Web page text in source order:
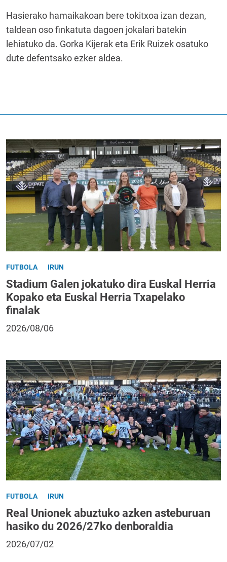
Hasierako hamaikakoan bere tokitxoa izan dezan,
taldean oso finkatuta dagoen jokalari batekin
lehiatuko da. Gorka Kijerak eta Erik Ruizek osatuko
dute defentsako ezker aldea.
FUTBOLA IRUN
Stadium Galen jokatuko dira Euskal Herria
Kopako eta Euskal Herria Txapelako
finalak
2026/08/06
FUTBOLA IRUN
Real Unionek abuztuko azken asteburuan
hasiko du 2026/27ko denboraldia
2026/07/02